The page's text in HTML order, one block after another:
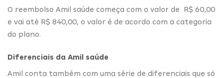
O reembolso Amil saúde começa com o valor de R$ 60,00
e vai até R$ 840,00, o valor é de acordo com a categoria
do plano.
Diferenciais da Amil saúde
Amil conta também com uma série de diferenciais que só